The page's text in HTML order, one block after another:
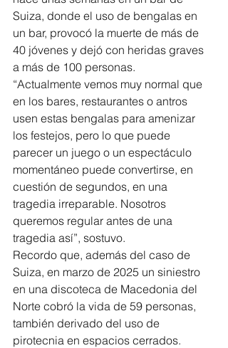
Suiza, donde el uso de bengalas en
un bar, provocó la muerte de más de
40 jóvenes y dejó con heridas graves
a más de 100 personas.
“Actualmente vemos muy normal que
en los bares, restaurantes o antros
usen estas bengalas para amenizar
los festejos, pero lo que puede
parecer un juego o un espectáculo
momentáneo puede convertirse, en
cuestión de segundos, en una
tragedia irreparable. Nosotros
queremos regular antes de una
tragedia así”, sostuvo.
Recordo que, además del caso de
Suiza, en marzo de 2025 un siniestro
en una discoteca de Macedonia del
Norte cobró la vida de 59 personas,
también derivado del uso de
pirotecnia en espacios cerrados.